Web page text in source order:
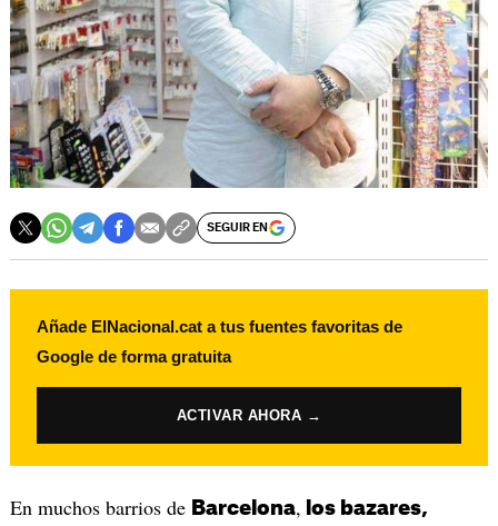
SEGUIR EN
Añade ElNacional.cat a tus fuentes favoritas de
Google de forma gratuita
ACTIVAR AHORA →
En muchos barrios de Barcelona, los bazares,